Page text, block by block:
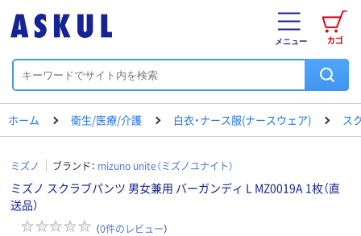
カゴ
メニュー
ホーム 衛生/医療/介護 白衣・ナース服(ナースウェア) ス
ミズノ ブランド： mizuno unite（ミズノユナイト）
ミズノ スクラブパンツ 男女兼用 バーガンディ L MZ0019A 1枚（直
送品）
（0件のレビュー）